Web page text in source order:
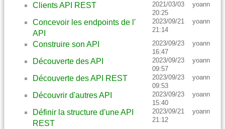
Clients API REST
2021/03/03
20:25
yoann
Concevoir les endpoints de l'
API
2023/09/21
21:14
yoann
Construire son API
2023/09/23
16:47
yoann
Découverte des API
2023/09/23
09:57
yoann
Découverte des API REST
2023/09/23
09:53
yoann
Découvrir d'autres API
2023/09/23
15:40
yoann
Définir la structure d'une API
REST
2023/09/21
21:12
yoann